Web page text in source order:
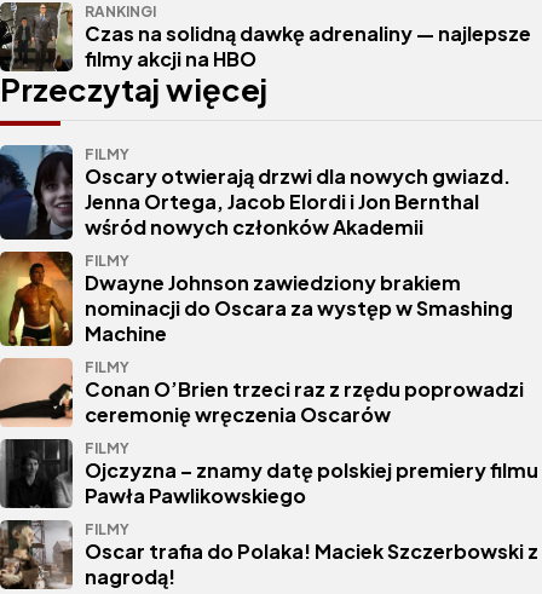
RANKINGI
Czas na solidną dawkę adrenaliny — najlepsze
filmy akcji na HBO
Przeczytaj więcej
FILMY
Oscary otwierają drzwi dla nowych gwiazd.
Jenna Ortega, Jacob Elordi i Jon Bernthal
wśród nowych członków Akademii
FILMY
Dwayne Johnson zawiedziony brakiem
nominacji do Oscara za występ w Smashing
Machine
FILMY
Conan O’Brien trzeci raz z rzędu poprowadzi
ceremonię wręczenia Oscarów
FILMY
Ojczyzna – znamy datę polskiej premiery filmu
Pawła Pawlikowskiego
FILMY
Oscar trafia do Polaka! Maciek Szczerbowski z
nagrodą!